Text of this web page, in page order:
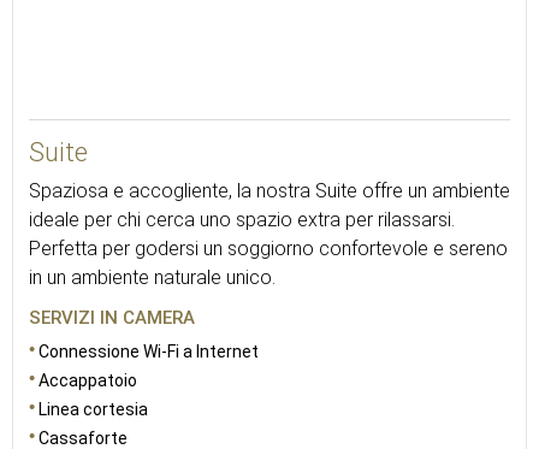
Suite
Spaziosa e accogliente, la nostra Suite offre un ambiente
ideale per chi cerca uno spazio extra per rilassarsi.
Perfetta per godersi un soggiorno confortevole e sereno
in un ambiente naturale unico.
SERVIZI IN CAMERA
Connessione Wi-Fi a Internet
Accappatoio
Linea cortesia
Cassaforte